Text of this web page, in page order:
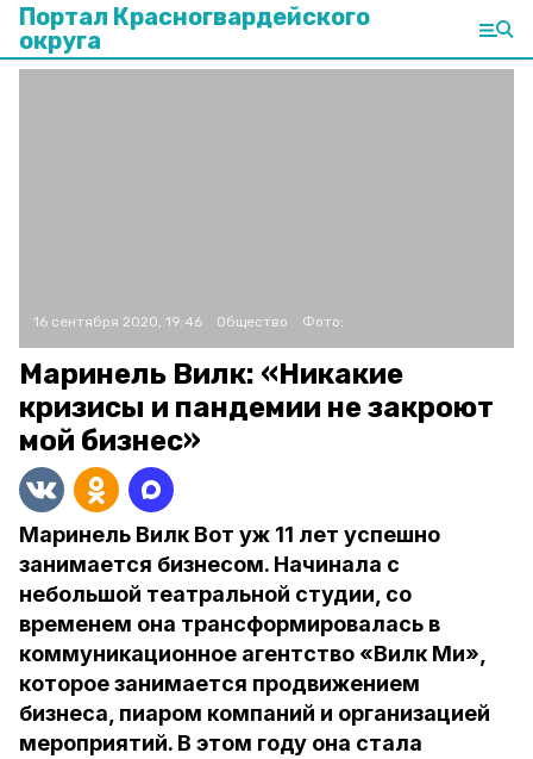
Портал Красногвардейского
округа
16 сентября 2020, 19:46 Общество Фото:
Маринель Вилк: «Никакие
кризисы и пандемии не закроют
мой бизнес»
Маринель Вилк Вот уж 11 лет успешно
занимается бизнесом. Начинала с
небольшой театральной студии, со
временем она трансформировалась в
коммуникационное агентство «Вилк Ми»,
которое занимается продвижением
бизнеса, пиаром компаний и организацией
мероприятий. В этом году она стала